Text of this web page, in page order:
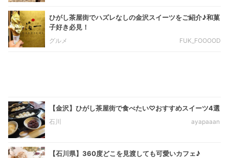
ひがし茶屋街でハズレなしの金沢スイーツをご紹介♪和菓
子好き必見！
グルメ FUK_FOOOOD
【金沢】ひがし茶屋街で食べたい♡おすすめスイーツ4選
石川 ayapaaan
【石川県】360度どこを見渡しても可愛いカフェ♪